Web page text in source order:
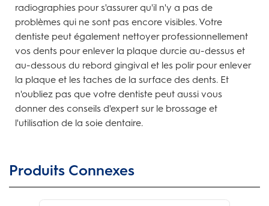
radiographies pour s'assurer qu'il n'y a pas de
problèmes qui ne sont pas encore visibles. Votre
dentiste peut également nettoyer professionnellement
vos dents pour enlever la plaque durcie au-dessus et
au-dessous du rebord gingival et les polir pour enlever
la plaque et les taches de la surface des dents. Et
n'oubliez pas que votre dentiste peut aussi vous
donner des conseils d'expert sur le brossage et
l'utilisation de la soie dentaire.
Produits Connexes